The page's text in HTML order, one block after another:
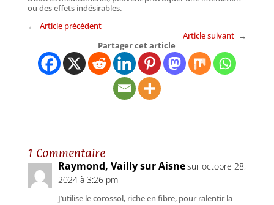
ou des effets indésirables.
← Article précédent
Article suivant →
Partager cet article
1 Commentaire
Raymond, Vailly sur Aisnesur octobre 28,
2024 à 3:26 pm
J’utilise le corossol, riche en fibre, pour ralentir la